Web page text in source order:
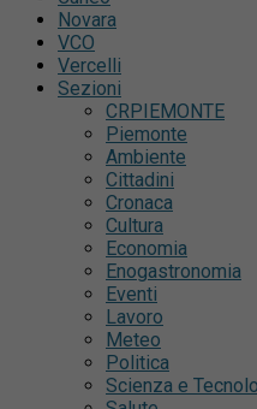
Novara
VCO
Vercelli
Sezioni
CRPIEMONTE
Piemonte
Ambiente
Cittadini
Cronaca
Cultura
Economia
Enogastronomia
Eventi
Lavoro
Meteo
Politica
Scienza e